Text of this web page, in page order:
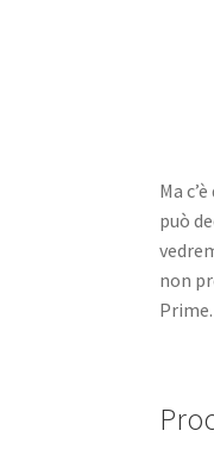
Ma
può
non
Prime.